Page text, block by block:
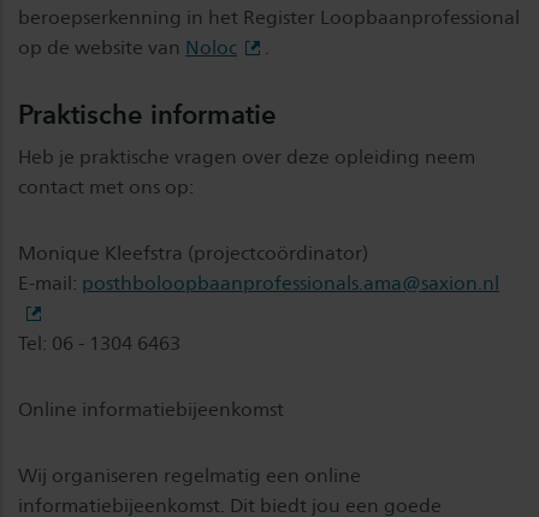
beroepserkenning in het Register Loopbaanprofessional
op de website van Noloc .
Praktische informatie
Heb je praktische vragen over deze opleiding neem
contact met ons op:
Monique Kleefstra (projectcoördinator)
E-mail: posthboloopbaanprofessionals.ama@saxion.nl
Tel: 06 - 1304 6463
Online informatiebijeenkomst
Wij organiseren regelmatig een online
informatiebijeenkomst. Dit biedt jou een goede